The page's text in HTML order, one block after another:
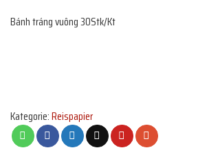
Bánh tráng vuông 30Stk/Kt
Kategorie:Reispapier